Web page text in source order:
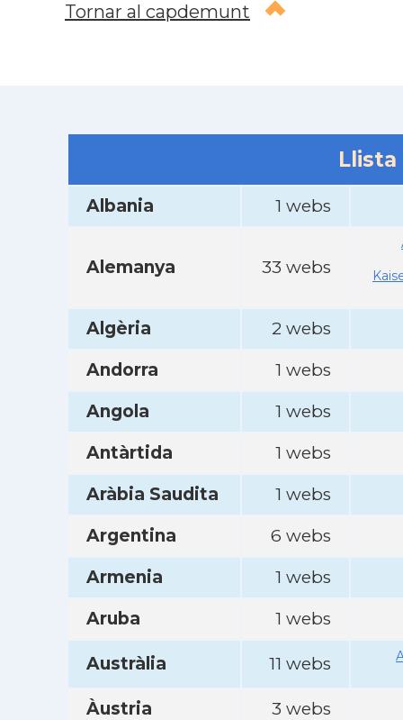
Tornar al capdemunt
Albania 1 webs
Alemanya 33 webs
Algèria
2 webs
Andorra
1 webs
Angola
1 webs
Antàrtida
1 webs
Aràbia Saudita
1 webs
Argentina
6 webs
Armenia
1 webs
Aruba
1 webs
Austràlia 11 webs
Àustria
3 webs